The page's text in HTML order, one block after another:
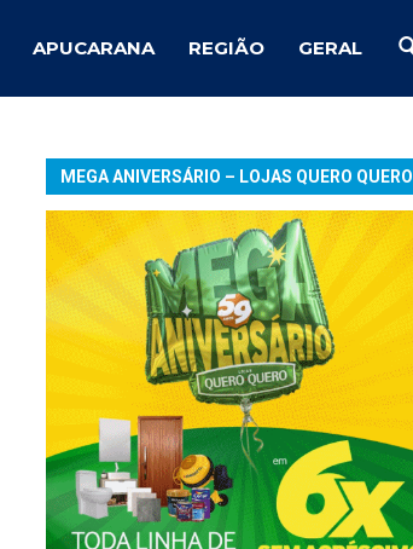
APUCARANA REGIÃO GERAL
MEGA ANIVERSÁRIO – LOJAS QUERO QUERO